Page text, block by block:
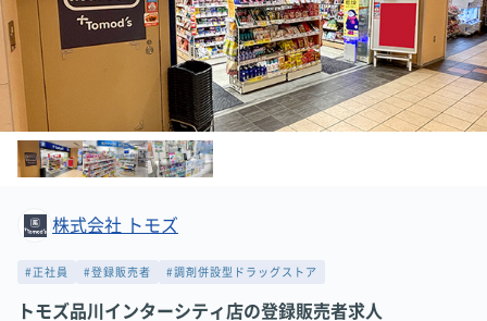
株式会社 トモズ
#正社員 #登録販売者 #調剤併設型ドラッグストア
トモズ品川インターシティ店の登録販売者求人